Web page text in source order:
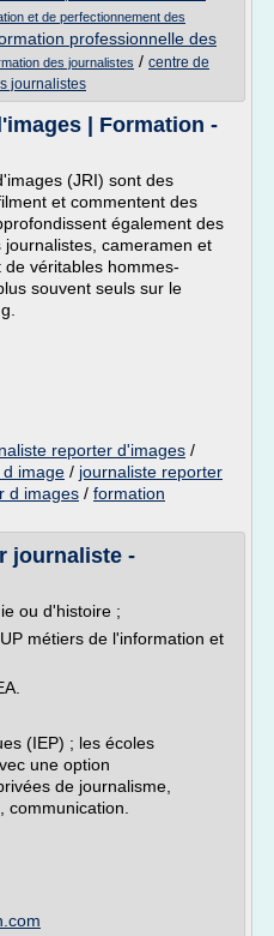
et de perfectionnement des
professionnelle des
des journalistes / centre de
journalistes
| Formation -
(JRI) sont des
et commentent des
également des
journalistes, cameramen et
véritables hommes-
souvent seuls sur le
reporter d'images /
image / journaliste reporter
d images / formation
journaliste -
ou d'histoire ;
métiers de l'information et
(IEP) ; les écoles
une option
de journalisme,
communication.